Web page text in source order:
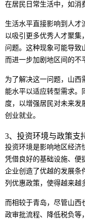
在居民日常生活中，如消
生活水平直接影响到人才
以吸引更多优秀人才聚集
问题。这种现象可能导致
而进一步加剧地区间的不
为了解决这一问题，山西
能水平以适应转型需求。
度，以增强居民对未来发
创业就业。
3、投资环境与政策支
投资环境是影响地区经济
凭借良好的基础设施、便
企业创造了优越的发展条
列优惠政策，使得越来越
而相较于青岛，尽管山西
政审批流程、降低税负等